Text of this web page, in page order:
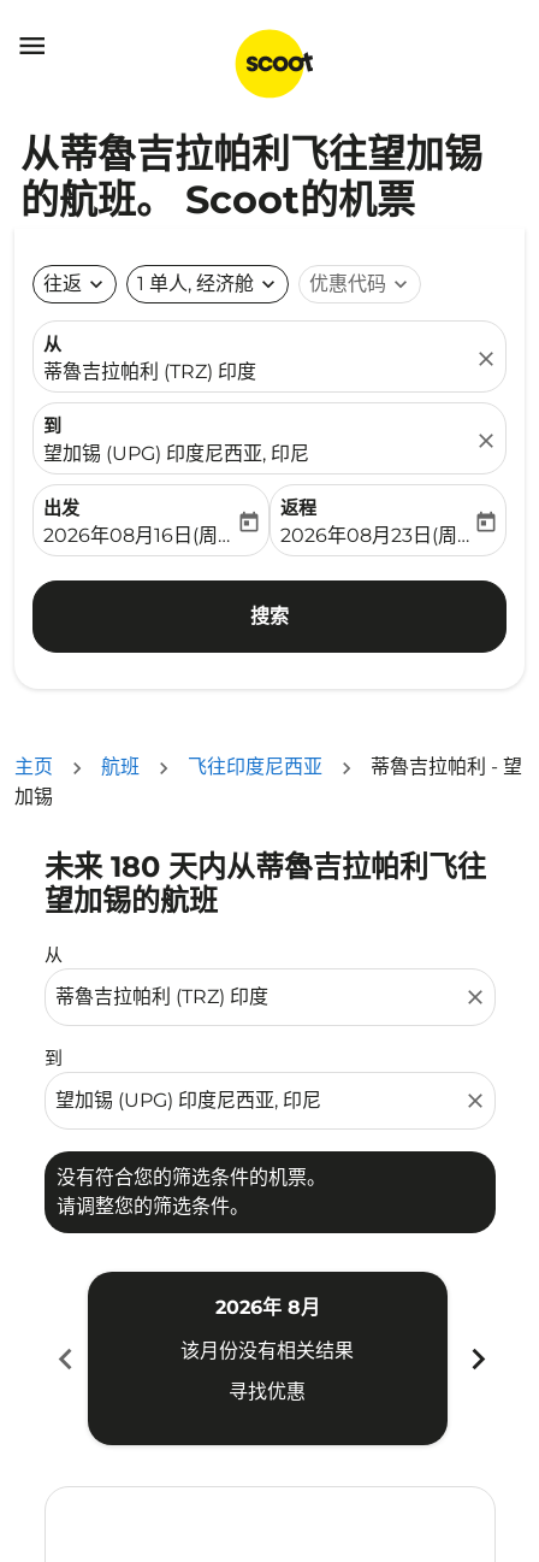

从蒂魯吉拉帕利飞往望加锡
的航班。 Scoot的机票
往返 expand_more 1 单人, 经济舱 expand_more 优惠代码 expand_more
从
蒂魯吉拉帕利 (TRZ) 印度
close
到
望加锡 (UPG) 印度尼西亚, 印尼
close
出发
fc-booking-departure-date-aria-label
2026年08月16日(周日)
today
返程
fc-booking-return-date-
2026年08月23日(周日)
today
搜索
主页 航班 飞往印度尼西亚
蒂魯吉拉帕利 - 望
加锡
未来 180 天内从蒂魯吉拉帕利飞往
望加锡的航班
从
close
到
close
没有符合您的筛选条件的机票。
请调整您的筛选条件。
没有符合您的筛选条件的机票。请调整您的筛选条件。
chevron_left
2026年 8月
该月份没有相关结果
寻找优惠
chevron_right